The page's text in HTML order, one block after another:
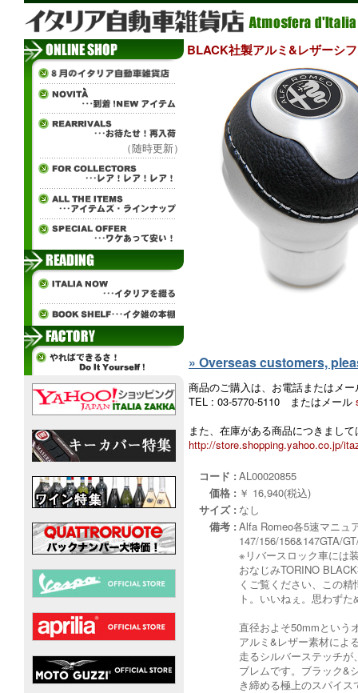
（随時更新）
BLACK社製アルミ&レザーシ
» Overseas customers,
商品のご購入は、お電話またはメ
TEL : 03-5770-5110 またはメール
また、在庫がある商品につきまし
http://store.shopping.yahoo.co.jp/
コード : AL00020855
価格 : ￥ 16,940(税込)
サイズ : なし
備考 : Alfa Romeo各5速マニュ
147/156/156&147GTA/
※リバースロック車には
おなじみTORINO
くご覧ください、この
ト。いいねぇ。思わず
直径およそ50mmという
アルミ&レザー素材によ
走るシルバーステッチ
ブレムです。ブラック&
き締める極上のスパイス